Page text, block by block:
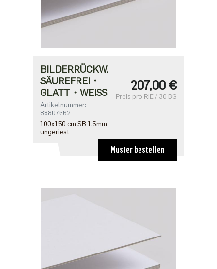
BILDERRÜCKWANDPAPPE
SÄUREFREI・
GLATT・WEISS
Artikelnummer:
88807662
100x150 cm SB 1,5mm
ungeriest
207,00 €
Preis pro RIE / 30 BG
Muster bestellen